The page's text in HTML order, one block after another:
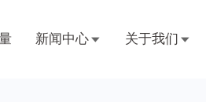
新闻中心 关于我们